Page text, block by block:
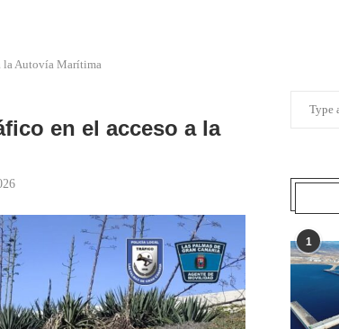
la Autovía Marítima
en el acceso a la
1